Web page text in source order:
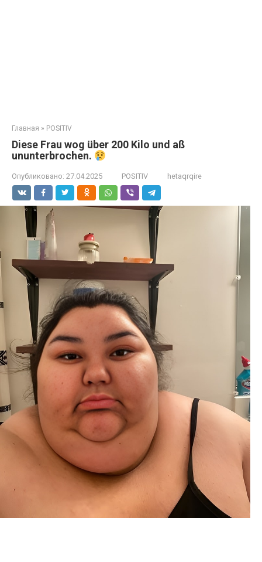
Главная » POSITIV
Diese Frau wog über 200 Kilo und aß
ununterbrochen.
Опубликовано: 27.04.2025 POSITIV hetaqrqire